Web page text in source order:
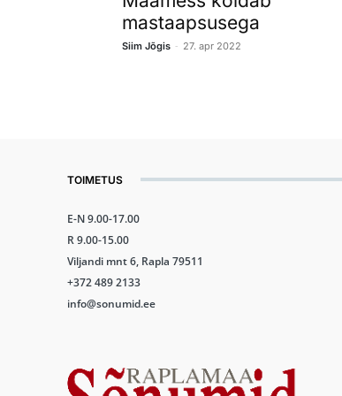
mastaapsusega
Siim Jõgis - 27. apr 2022
TOIMETUS
E-N 9.00-17.00
R 9.00-15.00
Viljandi mnt 6, Rapla 79511
+372 489 2133
info@sonumid.ee